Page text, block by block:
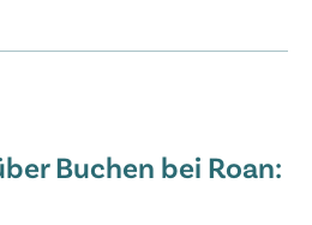
Buchen bei Roan: